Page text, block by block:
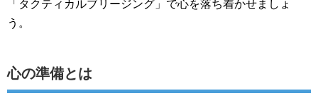
「タクティカルブリージング」で心を落ち着かせましょ
う。
心の準備とは